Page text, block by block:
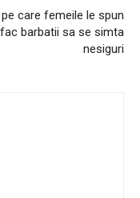
care femeile le spun
barbatii sa se simta
nesiguri